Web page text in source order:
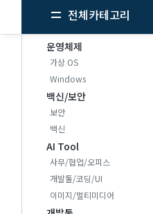
전체카테고리
운영체제
가상 OS
Windows
백신/보안
보안
백신
AI Tool
사무/협업/오피스
개발툴/코딩/UI
이미지/멀티미디어